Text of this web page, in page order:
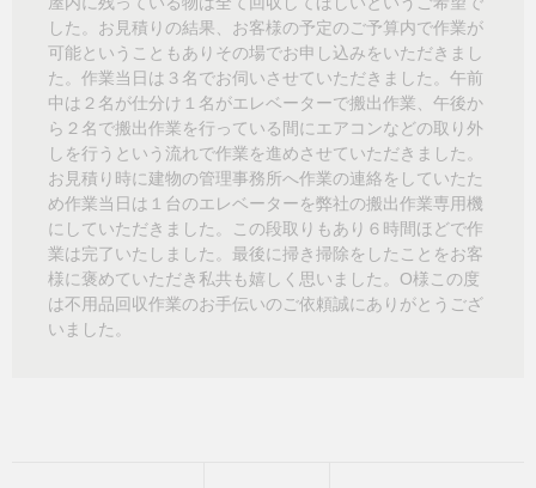
した。お見積りの結果、お客様の予定のご予算内で作業が
可能ということもありその場でお申し込みをいただきまし
た。作業当日は３名でお伺いさせていただきました。午前
中は２名が仕分け１名がエレベーターで搬出作業、午後か
ら２名で搬出作業を行っている間にエアコンなどの取り外
しを行うという流れで作業を進めさせていただきました。
お見積り時に建物の管理事務所へ作業の連絡をしていたた
め作業当日は１台のエレベーターを弊社の搬出作業専用機
にしていただきました。この段取りもあり６時間ほどで作
業は完了いたしました。最後に掃き掃除をしたことをお客
様に褒めていただき私共も嬉しく思いました。O様この度
は不用品回収作業のお手伝いのご依頼誠にありがとうござ
いました。